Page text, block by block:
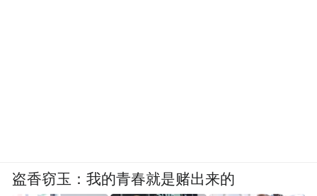
盗香窃玉：我的青春就是赌出来的